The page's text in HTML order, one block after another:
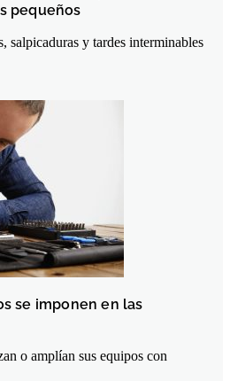
pequeños
salpicaduras y tardes interminables
se imponen en las
o amplían sus equipos con